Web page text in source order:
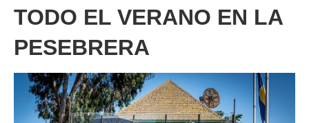
hit
enter:
TODO EL VERANO EN LA
PESEBRERA